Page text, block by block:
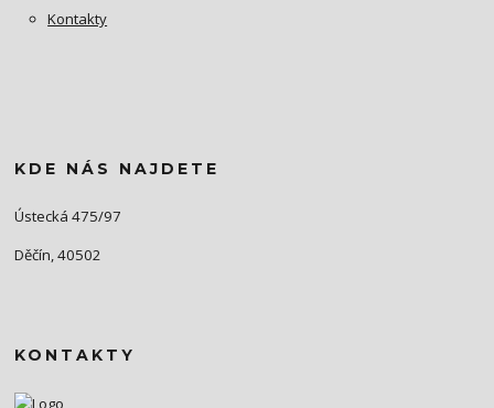
Kontakty
KDE NÁS NAJDETE
Ústecká 475/97
Děčín, 40502
KONTAKTY